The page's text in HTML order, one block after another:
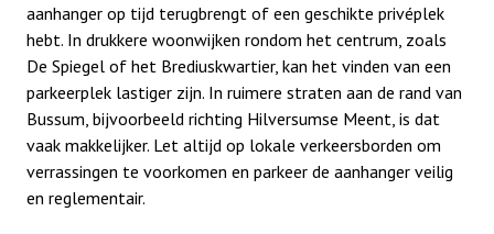
aanhanger op tijd terugbrengt of een geschikte privéplek
hebt. In drukkere woonwijken rondom het centrum, zoals
De Spiegel of het Brediuskwartier, kan het vinden van een
parkeerplek lastiger zijn. In ruimere straten aan de rand van
Bussum, bijvoorbeeld richting Hilversumse Meent, is dat
vaak makkelijker. Let altijd op lokale verkeersborden om
verrassingen te voorkomen en parkeer de aanhanger veilig
en reglementair.